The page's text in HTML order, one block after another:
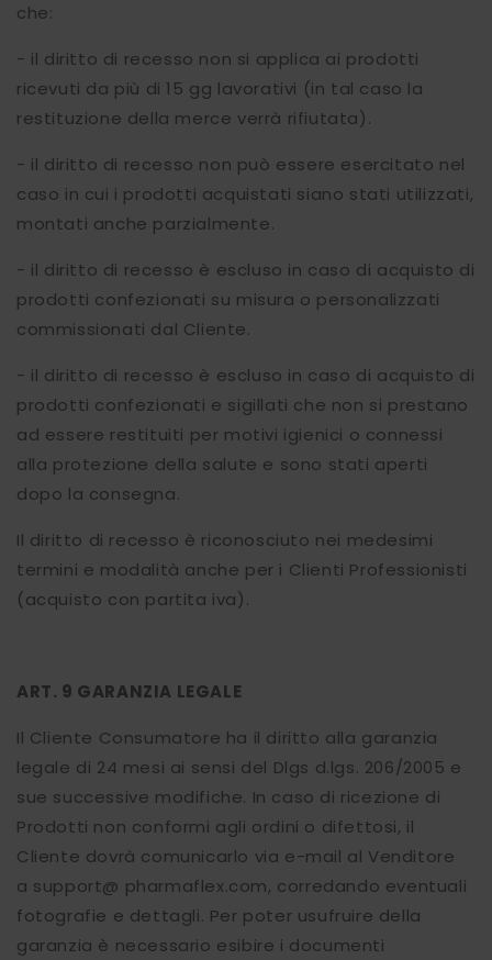
che:
- il diritto di recesso non si applica ai prodotti
ricevuti da più di 15 gg lavorativi (in tal caso la
restituzione della merce verrà rifiutata).
- il diritto di recesso non può essere esercitato nel
caso in cui i prodotti acquistati siano stati utilizzati,
montati anche parzialmente.
- il diritto di recesso è escluso in caso di acquisto di
prodotti confezionati su misura o personalizzati
commissionati dal Cliente.
- il diritto di recesso è escluso in caso di acquisto di
prodotti confezionati e sigillati che non si prestano
ad essere restituiti per motivi igienici o connessi
alla protezione della salute e sono stati aperti
dopo la consegna.
Il diritto di recesso è riconosciuto nei medesimi
termini e modalità anche per i Clienti Professionisti
(acquisto con partita iva).
ART. 9 GARANZIA LEGALE
Il Cliente Consumatore ha il diritto alla garanzia
legale di 24 mesi ai sensi del Dlgs d.lgs. 206/2005 e
sue successive modifiche. In caso di ricezione di
Prodotti non conformi agli ordini o difettosi, il
Cliente dovrà comunicarlo via e-mail al Venditore
a support@ pharmaflex.com, corredando eventuali
fotografie e dettagli. Per poter usufruire della
garanzia è necessario esibire i documenti